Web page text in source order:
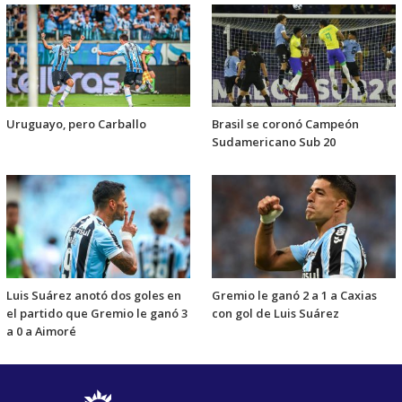
Uruguayo, pero Carballo
Brasil se coronó Campeón
Sudamericano Sub 20
Luis Suárez anotó dos goles en
el partido que Gremio le ganó 3
a 0 a Aimoré
Gremio le ganó 2 a 1 a Caxias
con gol de Luis Suárez